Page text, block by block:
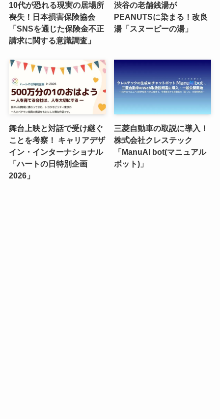
10代が恐れる現実の居場所
喪失！日本損害保険協会
「SNSを通じた保険金不正
請求に関する意識調査」
渋谷の老舗銭湯が
PEANUTSに染まる！改良
湯「スヌーピーの湯」
舞台上映と対話で受け継ぐ
ことを考察！ キャリアデザ
イン・インターナショナル
「ハートの日特別企画
2026」
三菱自動車の取説に導入！
株式会社クレステック
「ManuAI bot(マニュアル
ボット)」